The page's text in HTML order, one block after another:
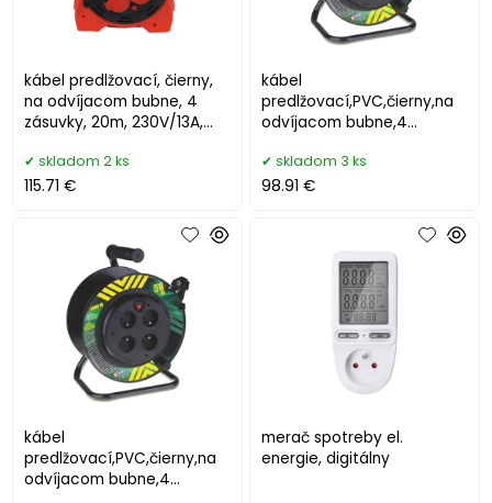
kábel predlžovací, čierny,
na odvíjacom bubne, 4
zásuvky, 20m, 230V/13A,
skladom 2 ks
115.71 €
kábel
predlžovací,PVC,čierny,na
odvíjacom bubne,4
stred,25m,~230V/13A
skladom 3 ks
98.91 €
kábel
predlžovací,PVC,čierny,na
odvíjacom bubne,4
merač spotreby el.
energie, digitálny